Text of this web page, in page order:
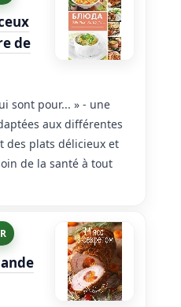
de
sont pour... » - une
aux différentes
des plats délicieux et
de la santé à tout